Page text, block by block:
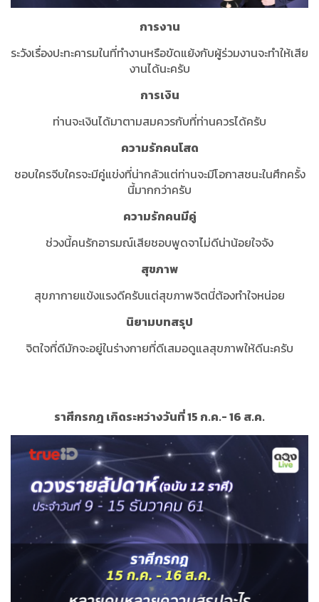
การงาน
ระวังเรื่องปะทะคารมในที่ทำงานหรือขัดแย้งกับผู้ร่วมงานจะทำให้เสีย
งานได้นะครับ
การเงิน
ท่านจะเงินได้มาตามสมควรกับที่ท่านควรได้ครับ
ความรักคนโสด
ชอบใครจีบใครจะมีคู่แข่งที่น่ากลัวแต่ท่านจะมีโอกาสชนะในศึกครั้ง
นี้มากกว่าครับ
ความรักคนมีคู่
ช่วงนี้คนรักอารมณ์เสียชอบพูดจาไม่ดีน่าน้อยใจจัง
สุขภาพ
สุขภากายแข้งแรงดีครับแต่สุขภาพจิตนี่ต้องทำใจหน่อย
นิยามบทสรุป
จิตใจที่ดีมักจะอยู่ในร่างกายที่ดีเสมอดูแลสุขภาพให้ดีนะครับ
ราศีกรกฎ เกิดระหว่างวันที่ 15 ก.ค.- 16 ส.ค.